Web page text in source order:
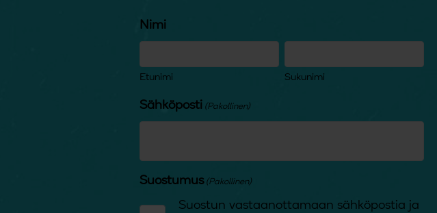
Nimi
Etunimi Sukunimi
Sähköposti (Pakollinen)
Suostumus (Pakollinen)
Suostun vastaanottamaan sähköpostia ja